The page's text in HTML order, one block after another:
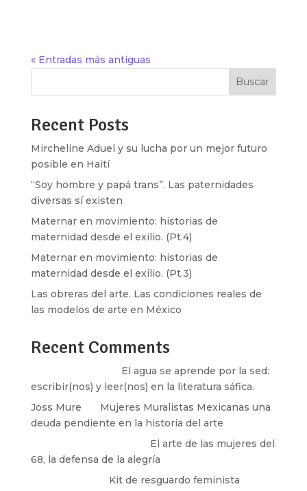
« Entradas más antiguas
Buscar
Recent Posts
Mircheline Aduel y su lucha por un mejor futuro
posible en Haití
“Soy hombre y papá trans”. Las paternidades
diversas sí existen
Maternar en movimiento: historias de
maternidad desde el exilio. (Pt.4)
Maternar en movimiento: historias de
maternidad desde el exilio. (Pt.3)
Las obreras del arte. Las condiciones reales de
las modelos de arte en México
Recent Comments
El agua se aprende por la sed:
escribir(nos) y leer(nos) en la literatura sáfica.
Joss Mure
Mujeres Muralistas Mexicanas una
deuda pendiente en la historia del arte
El arte de las mujeres del
68, la defensa de la alegría
Kit de resguardo feminista